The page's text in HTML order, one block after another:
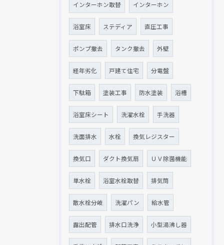
インターホン取替 インターホン
浴室床 ステディア 直圧工事
ポンプ撤去 タンク撤去 外壁
経年劣化 戸建て住宅 分電盤
下駄箱 塗装工事 防水塗装 浴槽
浴室床シート 洗濯水栓 手洗器
洗面排水 水栓 換気レジスター
換気口 ダクト換気扇 ＵＶ除菌機能
単水栓 浴室水栓取替 排気筒
散水栓分岐 洗濯パン 給水管
露出配管 排水口洗浄 小型湯沸し器